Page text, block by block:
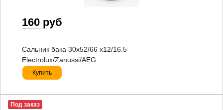
160 руб
Сальник бака 30x52/66 x12/16.5
Electrolux/Zanussi/AEG
Купить
Под заказ